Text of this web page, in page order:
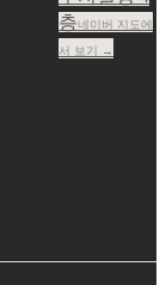
층네이버 지도에
서 보기 →